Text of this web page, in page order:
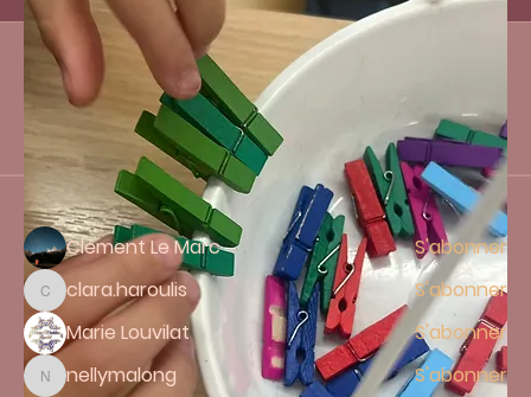
À propos
Bienvenue dans le groupe ! Communiquez avec
d'autres membres, suivez les actualités et partagez
du contenu.
membres
Clément Le Marc S'abonner
clara.haroulis
clara.haroulis
S'abonner
Marie Louvilat
S'abonner
nellymalong
nellymalong S'abonner